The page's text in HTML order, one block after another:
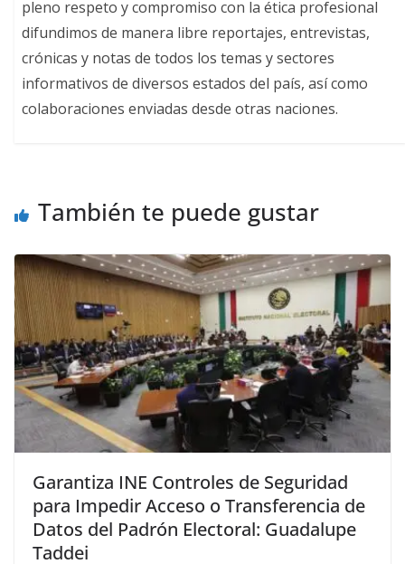
pleno respeto y compromiso con la ética profesional
difundimos de manera libre reportajes, entrevistas,
crónicas y notas de todos los temas y sectores
informativos de diversos estados del país, así como
colaboraciones enviadas desde otras naciones.
También te puede gustar
Garantiza INE Controles de Seguridad
para Impedir Acceso o Transferencia de
Datos del Padrón Electoral: Guadalupe
Taddei